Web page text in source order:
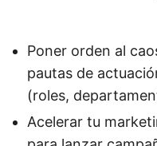
Poner orden al
pautas de
(roles,
Acelerar tu